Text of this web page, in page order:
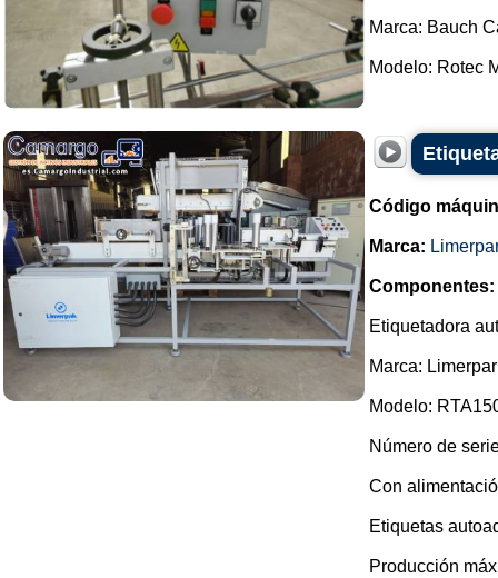
Marca: Bauch
Modelo: Rotec
Código
Marca:
Componentes:
Etiquetadora
Marca:
Modelo:
Número de
Con
Etiquetas
Producción